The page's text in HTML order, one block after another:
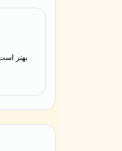
بهتر